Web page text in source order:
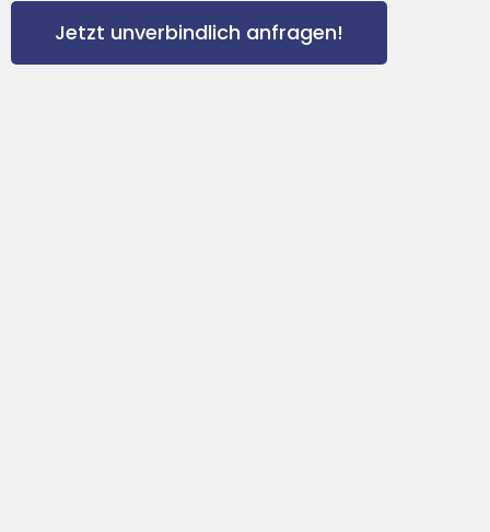
Jetzt unverbindlich anfragen!